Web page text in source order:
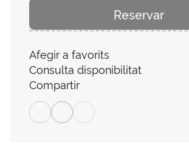
Reservar
Afegir a favorits
Consulta disponibilitat
Compartir